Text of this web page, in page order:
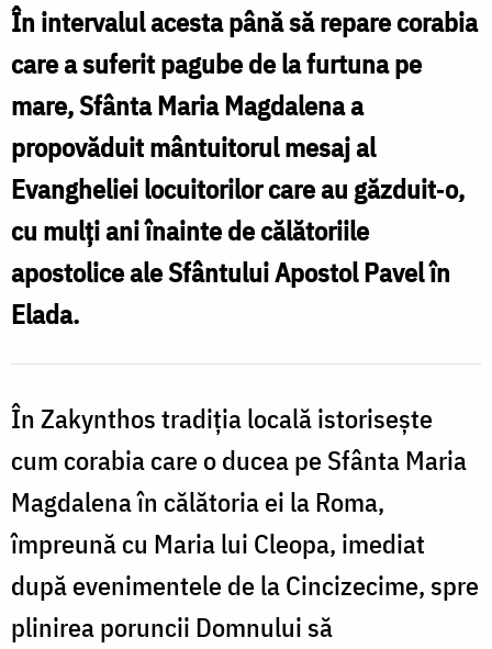
și
Sfânta
Maria
Cleopa
barcă
în
Zakynthos
În intervalul acesta până să repare corabia
care a suferit pagube de la furtuna pe
mare, Sfânta Maria Magdalena a
propovăduit mântuitorul mesaj al
Evangheliei locuitorilor care au găzduit‐o,
cu mulți ani înainte de călătoriile
apostolice ale Sfântului Apostol Pavel în
Elada.
În Zakynthos tradiția locală istorisește
cum corabia care o ducea pe Sfânta Maria
Magdalena în călătoria ei la Roma,
împreună cu Maria lui Cleopa, imediat
după evenimentele de la Cincizecime, spre
plinirea poruncii Domnului să